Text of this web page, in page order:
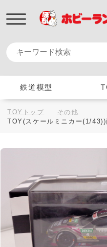
鉄道模型
TOYトップ
その他
TOY(スケールミニカー(1/43))